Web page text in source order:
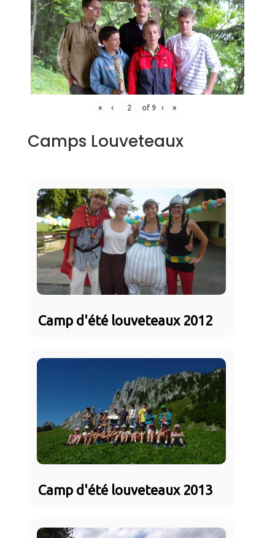
« ‹ of 9 › »
Camps Louveteaux
Camp d'été louveteaux 2012
Camp d'été louveteaux 2013